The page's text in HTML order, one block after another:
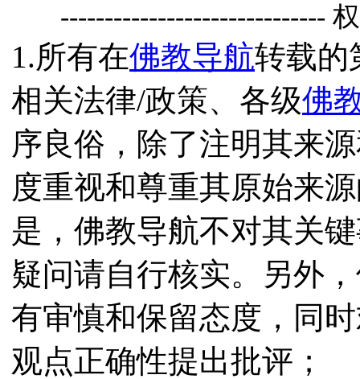
------------------------------
1.所有在佛教导航转载的
相关法律/政策、各级佛
序良俗，除了注明其来
度重视和尊重其原始来
是，佛教导航不对其关
疑问请自行核实。另外
有审慎和保留态度，同
观点正确性提出批评；